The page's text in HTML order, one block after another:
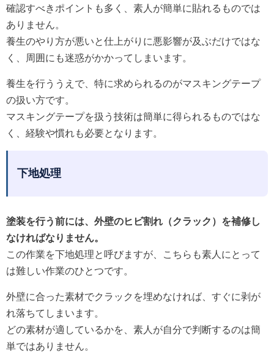
確認すべきポイントも多く、素人が簡単に貼れるものでは
ありません。
養生のやり方が悪いと仕上がりに悪影響が及ぶだけではな
く、周囲にも迷惑がかかってしまいます。
養生を行ううえで、特に求められるのがマスキングテープ
の扱い方です。
マスキングテープを扱う技術は簡単に得られるものではな
く、経験や慣れも必要となります。
下地処理
塗装を行う前には、外壁のヒビ割れ（クラック）を補修し
なければなりません。
この作業を下地処理と呼びますが、こちらも素人にとって
は難しい作業のひとつです。
外壁に合った素材でクラックを埋めなければ、すぐに剥が
れ落ちてしまいます。
どの素材が適しているかを、素人が自分で判断するのは簡
単ではありません。